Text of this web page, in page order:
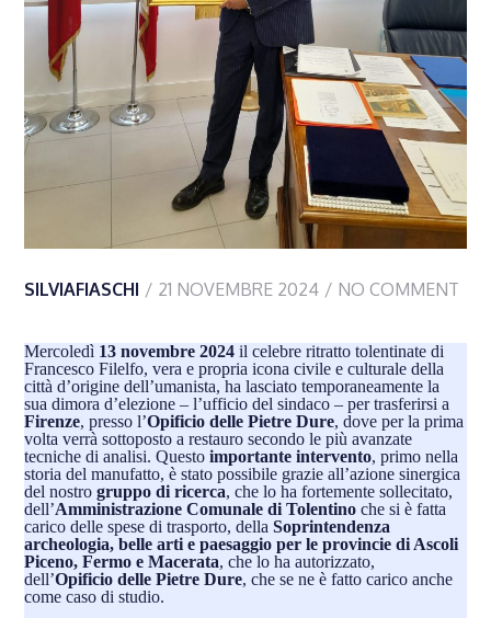
SILVIAFIASCHI 21 NOVEMBRE 2024 NO COMMENT
Mercoledì 13 novembre 2024 il celebre ritratto tolentinate di
Francesco Filelfo, vera e propria icona civile e culturale della
città d’origine dell’umanista, ha lasciato temporaneamente la
sua dimora d’elezione – l’ufficio del sindaco – per trasferirsi a
Firenze, presso l’Opificio delle Pietre Dure, dove per la prima
volta verrà sottoposto a restauro secondo le più avanzate
tecniche di analisi. Questoimportante intervento, primo nella
storia del manufatto, è stato possibile grazie all’azione sinergica
del nostrogruppo di ricerca, che lo ha fortemente sollecitato,
dell’Amministrazione Comunale di Tolentino che si è fatta
carico delle spese di trasporto, dellaSoprintendenza
archeologia, belle arti e paesaggio per le provincie di Ascoli
Piceno, Fermo e Macerata, che lo ha autorizzato,
dell’Opificio delle Pietre Dure, che se ne è fatto carico anche
come caso di studio.